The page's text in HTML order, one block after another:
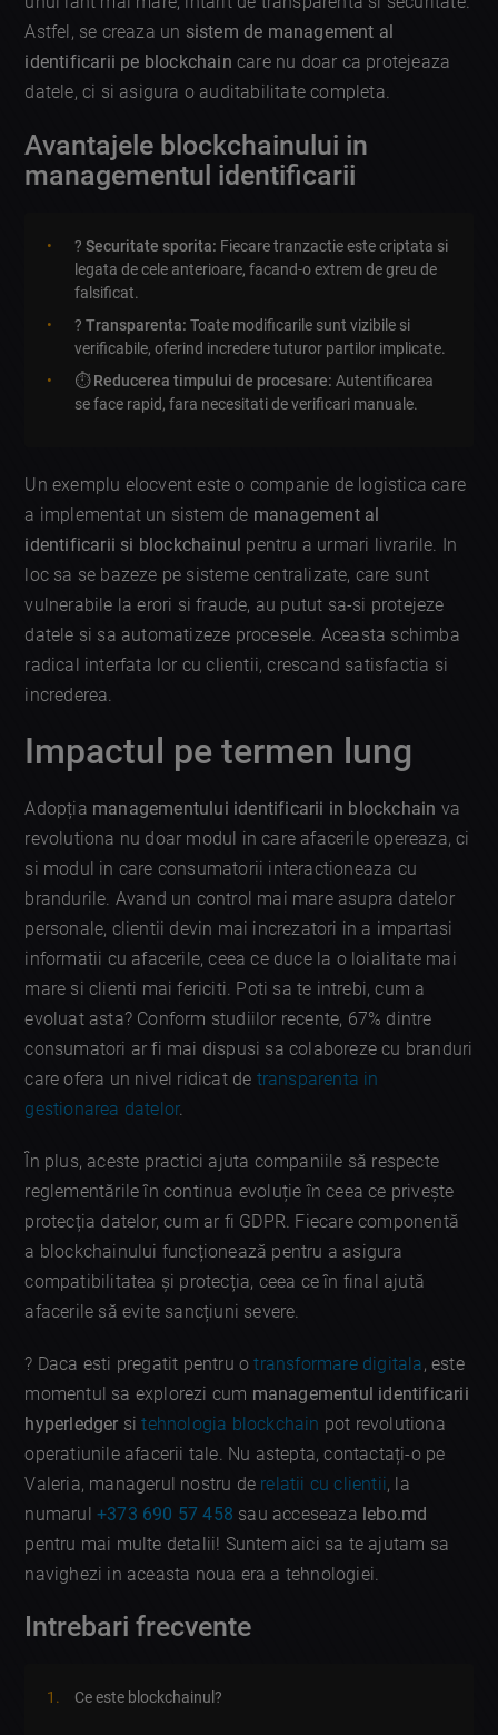
Astfel, se creaza un sistem de management al
identificarii pe blockchain care nu doar ca protejeaza
datele, ci si asigura o auditabilitate completa.
Avantajele blockchainului in
managementul identificarii
?Securitate sporita: Fiecare tranzactie este criptata si
legata de cele anterioare, facand-o extrem de greu de
falsificat.
?Transparenta: Toate modificarile sunt vizibile si
verificabile, oferind incredere tuturor partilor implicate.
⏱️Reducerea timpului de procesare: Autentificarea
se face rapid, fara necesitati de verificari manuale.
Un exemplu elocvent este o companie de logistica care
a implementat un sistem de management al
identificarii si blockchainul pentru a urmari livrarile. In
loc sa se bazeze pe sisteme centralizate, care sunt
vulnerabile la erori si fraude, au putut sa-si protejeze
datele si sa automatizeze procesele. Aceasta schimba
radical interfata lor cu clientii, crescand satisfactia si
increderea.
Impactul pe termen lung
Adopția managementului identificarii in blockchain va
revolutiona nu doar modul in care afacerile opereaza, ci
si modul in care consumatorii interactioneaza cu
brandurile. Avand un control mai mare asupra datelor
personale, clientii devin mai increzatori in a impartasi
informatii cu afacerile, ceea ce duce la o loialitate mai
mare si clienti mai fericiti. Poti sa te intrebi, cum a
evoluat asta? Conform studiilor recente, 67% dintre
consumatori ar fi mai dispusi sa colaboreze cu branduri
care ofera un nivel ridicat de transparenta in
gestionarea datelor.
În plus, aceste practici ajuta companiile să respecte
reglementările în continua evoluție în ceea ce privește
protecția datelor, cum ar fi GDPR. Fiecare componentă
a blockchainului funcționează pentru a asigura
compatibilitatea și protecția, ceea ce în final ajută
afacerile să evite sancțiuni severe.
? Daca esti pregatit pentru otransformare digitala, este
momentul sa explorezi cum managementul identificarii
hyperledger sitehnologia blockchain pot revolutiona
operatiunile afacerii tale. Nu astepta, contactați-o pe
Valeria, managerul nostru de relatii cu clientii, la
numarul+373 690 57 458 sau acceseaza lebo.md
pentru mai multe detalii! Suntem aici sa te ajutam sa
navighezi in aceasta noua era a tehnologiei.
Intrebari frecvente
Ce este blockchainul?